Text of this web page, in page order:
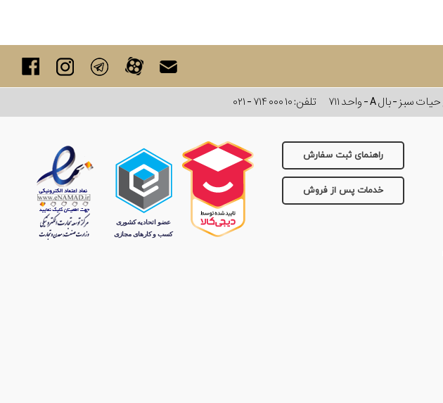
تلفن:۰۲۱ - ۷۱۴ ۰۰۰ ۱۰
راهنمای ثبت سفارش
خدمات پس از فروش